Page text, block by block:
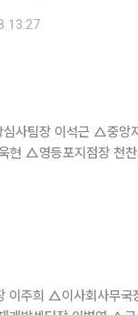
식 교보생명 채널담당
13:27
진 ◇부서장급 전보 △시너지추진부